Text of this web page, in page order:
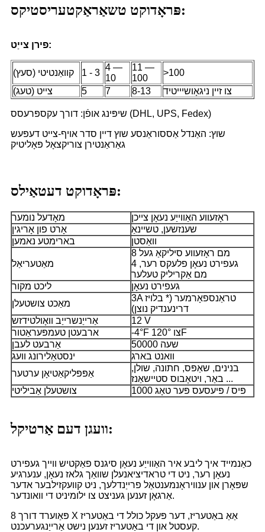
פּראָדוקט טשאַראַקטעריסטיקס:
פירן צייַט:
קוואַנטיטי (סעץ) 1 - 3
4 —
10
11 —
100
>100
צייט (טעג)
5 7 8-13 צו זיין ניגאָושיייטיד
שיפּינג אופֿן: דורך עקספּרעסס (DHL, UPS, Fedex)
שוץ: האַנדל אַססוראַנסע שוץ דיין סדר אויף-צייט דעפּעש
גאַראַנטירן צוריקצאָל פּאָליטיק
פּראָדוקט דעטאַילס:
מאָדעל נומער
ראָזעווע האַווייַע נעאָן צייכן
אָרט פון אָריגין
שענזשען, טשיינאַ
בארימטע נאמען
וואַסטן
מאַטעריאַל
8 מם ראָזעווע סיליקאַ געל
געפירט נעאָן פלעקס רער, 4
מם אַקריליק טעלער
ליכט מקור
געפירט נעאָן
מאַכט צושטעלן
3A טראַנספאָרמער (* בלויז
דרינענדיק נוצן)
אַרייַנשרייַב וואָולטידזש
12 V
ארבעטן טעמפּעראַטור
-4°F צו 120°F
אַרבעט לעבן
50000 שעה
ינסטאַלירונג וועג
וואנט בארג
אַפּפּליקאַטיאָן ערטער
בנינים, שאַפּס, חתונה, שולן,
באַר, ויטאָבוס סטיישאַנז ...
צושטעלן אַביליטי
1000 פּיס / פּיעסעס פּער טאָג
וועגן דעם אַרטיקל:
כאַנמייד איך ליבע איר האַווייַע נעאָן סיגנס פאַקטיש ווייך געפירט
נעאָן רער, ניט די טראדיציאנעלן שוואַך גלאז נעאָן, ענערגיע
שפּאָרן און ענוויראָנמענטאַל פרייַנדלעך, ניט קוועקזילבער אדער
אַרגאָן זענען געניצט צו ילומיניט די וואונדער.
פּאַוערד דורך 8 X אַאַ באַטעריז, דער פּעקל כולל די באַטעריז
קעסטל און די באַטעריז זענען נישט אַרייַנגערעכנט.